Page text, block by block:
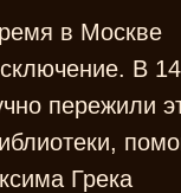
в Москве
В
пережили
Грека